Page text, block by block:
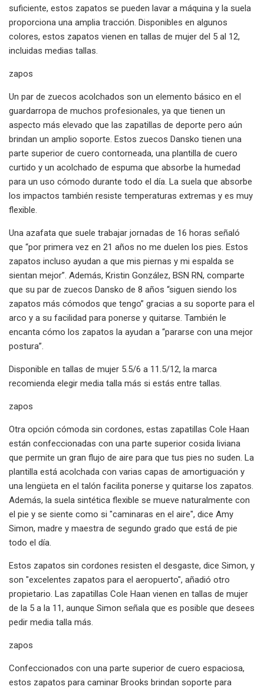
suficiente, estos zapatos se pueden lavar a máquina y la suela
proporciona una amplia tracción. Disponibles en algunos
colores, estos zapatos vienen en tallas de mujer del 5 al 12,
incluidas medias tallas.
zapos
Un par de zuecos acolchados son un elemento básico en el
guardarropa de muchos profesionales, ya que tienen un
aspecto más elevado que las zapatillas de deporte pero aún
brindan un amplio soporte. Estos zuecos Dansko tienen una
parte superior de cuero contorneada, una plantilla de cuero
curtido y un acolchado de espuma que absorbe la humedad
para un uso cómodo durante todo el día. La suela que absorbe
los impactos también resiste temperaturas extremas y es muy
flexible.
Una azafata que suele trabajar jornadas de 16 horas señaló
que “por primera vez en 21 años no me duelen los pies. Estos
zapatos incluso ayudan a que mis piernas y mi espalda se
sientan mejor”. Además, Kristin González, BSN RN, comparte
que su par de zuecos Dansko de 8 años “siguen siendo los
zapatos más cómodos que tengo” gracias a su soporte para el
arco y a su facilidad para ponerse y quitarse. También le
encanta cómo los zapatos la ayudan a “pararse con una mejor
postura”.
Disponible en tallas de mujer 5.5/6 a 11.5/12, la marca
recomienda elegir media talla más si estás entre tallas.
zapos
Otra opción cómoda sin cordones, estas zapatillas Cole Haan
están confeccionadas con una parte superior cosida liviana
que permite un gran flujo de aire para que tus pies no suden. La
plantilla está acolchada con varias capas de amortiguación y
una lengüeta en el talón facilita ponerse y quitarse los zapatos.
Además, la suela sintética flexible se mueve naturalmente con
el pie y se siente como si "caminaras en el aire", dice Amy
Simon, madre y maestra de segundo grado que está de pie
todo el día.
Estos zapatos sin cordones resisten el desgaste, dice Simon, y
son "excelentes zapatos para el aeropuerto", añadió otro
propietario. Las zapatillas Cole Haan vienen en tallas de mujer
de la 5 a la 11, aunque Simon señala que es posible que desees
pedir media talla más.
zapos
Confeccionados con una parte superior de cuero espaciosa,
estos zapatos para caminar Brooks brindan soporte para